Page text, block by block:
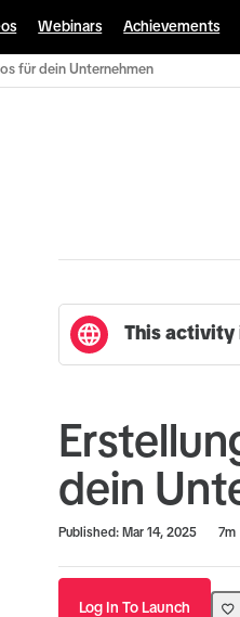
Webinars Achievements
für dein Unternehmen
This activity
dein
Published: Mar 14, 2025 7m
Log In To Launch